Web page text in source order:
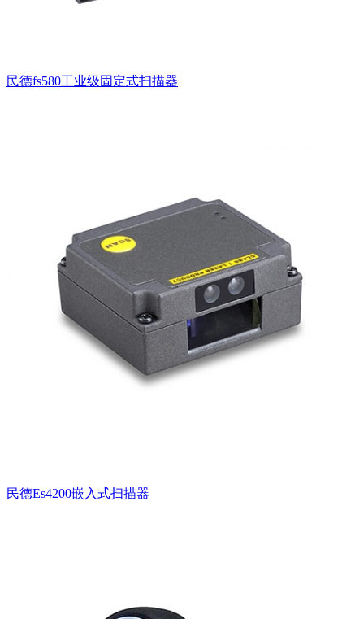
民德fs580工业级固定式扫描器
民德Es4200嵌入式扫描器